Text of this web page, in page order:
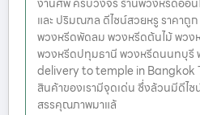
งานศพ ครบวงจร ร้านพวงหรีดออ
และ ปริมณฑล ดีไซน์สวยหรู ราคาถู
พวงหรีดพัดลม พวงหรีดต้นไม้ พวง
พวงหรีดปทุมธานี พวงหรีดนนทบุ
delivery to temple in Bangkok
สินค้าของเรามีจุดเด่น ซึ่งล้วนมีดีไ
สรรคุณภาพมาแล้